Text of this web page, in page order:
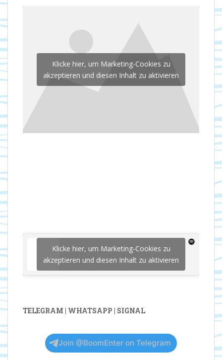
Klicke hier, um Marketing-Cookies zu
akzeptieren und diesen Inhalt zu aktivieren
Klicke hier, um Marketing-Cookies zu
akzeptieren und diesen Inhalt zu aktivieren
TELEGRAM | WHATSAPP | SIGNAL
Join @BoomEnter on Telegram